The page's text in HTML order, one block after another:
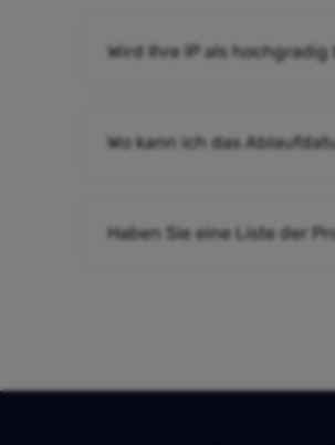
Wird Ihre IP als
Wo kann ich das
Haben Sie eine Liste der